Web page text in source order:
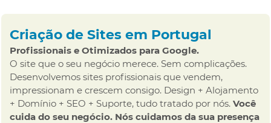
Criação de Sites em Portugal
Profissionais e Otimizados para Google.
O site que o seu negócio merece. Sem complicações.
Desenvolvemos sites profissionais que vendem,
impressionam e crescem consigo. Design + Alojamento
+ Domínio + SEO + Suporte, tudo tratado por nós. Você
cuida do seu negócio. Nós cuidamos da sua presença